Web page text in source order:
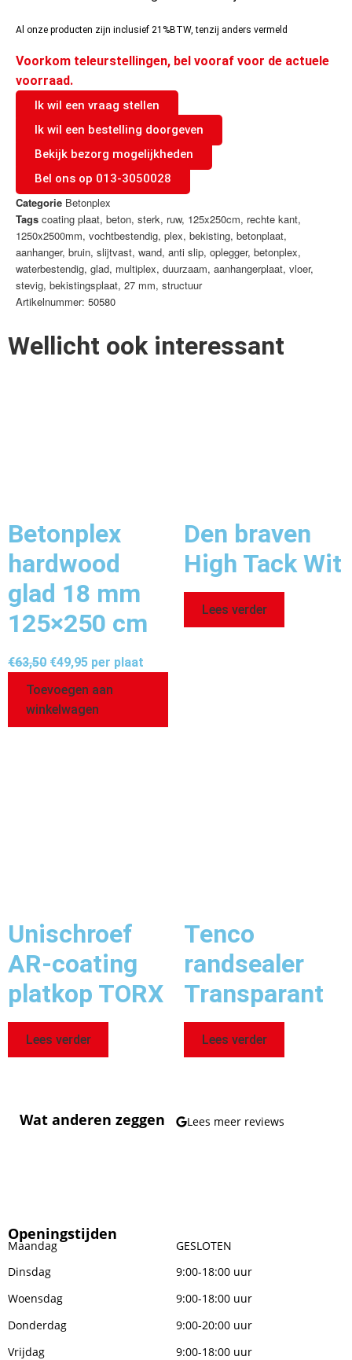
Al onze producten zijn inclusief 21%BTW, tenzij anders vermeld
Voorkom teleurstellingen, bel vooraf voor de actuele
voorraad.
Ik wil een vraag stellen
Ik wil een bestelling doorgeven
Bekijk bezorg mogelijkheden
Bel ons op 013-3050028
Categorie Betonplex
Tags coating plaat, beton, sterk, ruw, 125x250cm, rechte kant,
1250x2500mm, vochtbestendig, plex, bekisting, betonplaat,
aanhanger, bruin, slijtvast, wand, anti slip, oplegger, betonplex,
waterbestendig, glad, multiplex, duurzaam, aanhangerplaat, vloer,
stevig, bekistingsplaat, 27 mm, structuur
Artikelnummer: 50580
Wellicht ook interessant
Betonplex
hardwood
glad 18 mm
125×250 cm
€63,50 €49,95 per plaat
Toevoegen aan
winkelwagen
Den braven
High Tack Wit
Lees verder
Unischroef
AR-coating
platkop TORX
Lees verder
Tenco
randsealer
Transparant
Lees verder
Wat anderen zeggen Lees meer reviews
Openingstijden
Maandag
GESLOTEN
Dinsdag
9:00-18:00 uur
Woensdag
9:00-18:00 uur
Donderdag
9:00-20:00 uur
Vrijdag
9:00-18:00 uur